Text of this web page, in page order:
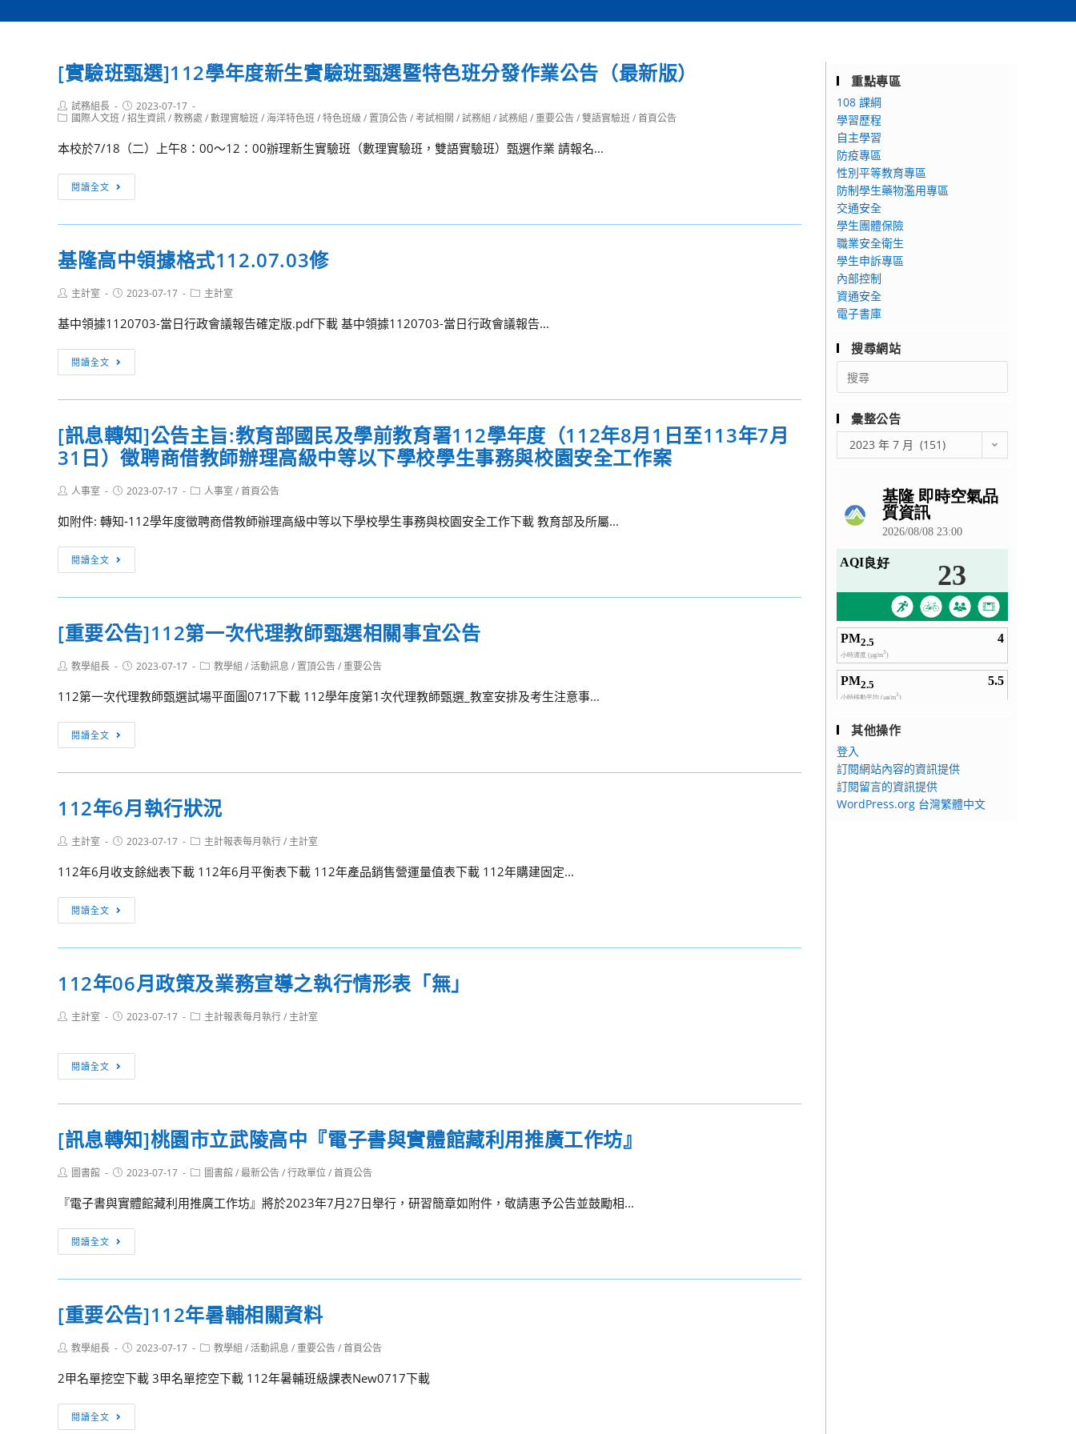
[實驗班甄選]112學年度新生實驗班甄選暨特色班分發作業公告（最新版）
Post
author:
試務組長
Post
published:
2023-07-17
Post國際人文班/招生資訊/教務處 /數理實驗班/海洋特色班/特色班級 / 置頂公告/考試相關 /試務組 /試務組 /重要公告/雙語實驗班/首頁公告
本校於7/18（二）上午8：00～12：00辦理新生實驗班（數理實驗班，雙語實驗班）甄選作業 請報名...
閱讀全文
驗
班
選]112
年
度
實
甄
選
暨
特
班
分
公
告
（最
版）
基隆高中領據格式112.07.03修
Post主計室
Post2023-07-17
Post主計室
基中領據1120703-當日行政會議報告確定版.pdf下載 基中領據1120703-當日行政會議報告...
閱讀全文
隆
高
領
據
式
112.07.03
修
[訊息轉知]公告主旨:教育部國民及學前教育署112學年度（112年8月1日至113年7月
31日）徵聘商借教師辦理高級中等以下學校學生事務與校園安全工作案
Post人事室
Post2023-07-17
Post人事室 /首頁公告
如附件: 轉知-112學年度徵聘商借教師辦理高級中等以下學校學生事務與校園安全工作下載 教育部及所屬...
閱讀全文
息
轉
公
主
旨:
部
及
前
教
育
署
112
度
（112
年
月
113
年
7
31
日）
借
教
師
理
高
[重要公告]112第一次代理教師甄選相關事宜公告
Post教學組長
Post2023-07-17
Post教學組 /活動訊息 / 置頂公告/重要公告
112第一次代理教師甄選試場平面圖0717下載 112學年度第1次代理教師甄選_教室安排及考生注意事...
閱讀全文
要
公
第
次
代
師
相
事
公
告
112年6月執行狀況
Post主計室
Post2023-07-17
Post主計報表每月執行/ 主計室
112年6月收支餘絀表下載 112年6月平衡表下載 112年產品銷售營運量值表下載 112年購建固定...
閱讀全文
年
6
執
狀
112年06月政策及業務宣導之執行情形表「無」
Post主計室
Post2023-07-17
Post主計報表每月執行/ 主計室
閱讀全文
年
06
政
及
業
導
行
形
表
「無」
[訊息轉知]桃園市立武陵高中『電子書與實體館藏利用推廣工作坊』
Post圖書館
Post2023-07-17
Post圖書館/最新公告/行政單位/首頁公告
『電子書與實體館藏利用推廣工作坊』將於2023年7月27日舉行，研習簡章如附件，敬請惠予公告並鼓勵相...
閱讀全文
息
轉
桃
市
立
高
[重要公告]112年暑輔相關資料
Post教學組長
Post2023-07-17
Post教學組 /活動訊息 /重要公告/首頁公告
2甲名單挖空下載 3甲名單挖空下載 112年暑輔班級課表New0717下載
閱讀全文
重點專區
108 課綱
學習歷程
自主學習
防疫專區
性別平等教育專區
防制學生藥物濫用專區
交通安全
學生團體保險
職業安全衛生
學生申訴專區
內部控制
資通安全
電子書庫
搜尋網站
Search
for:
彙整公告
整
2023 年 7 月 (151)
其他操作
登入
訂閱網站內容的資訊提供
訂閱留言的資訊提供
WordPress.org 台灣繁體中文